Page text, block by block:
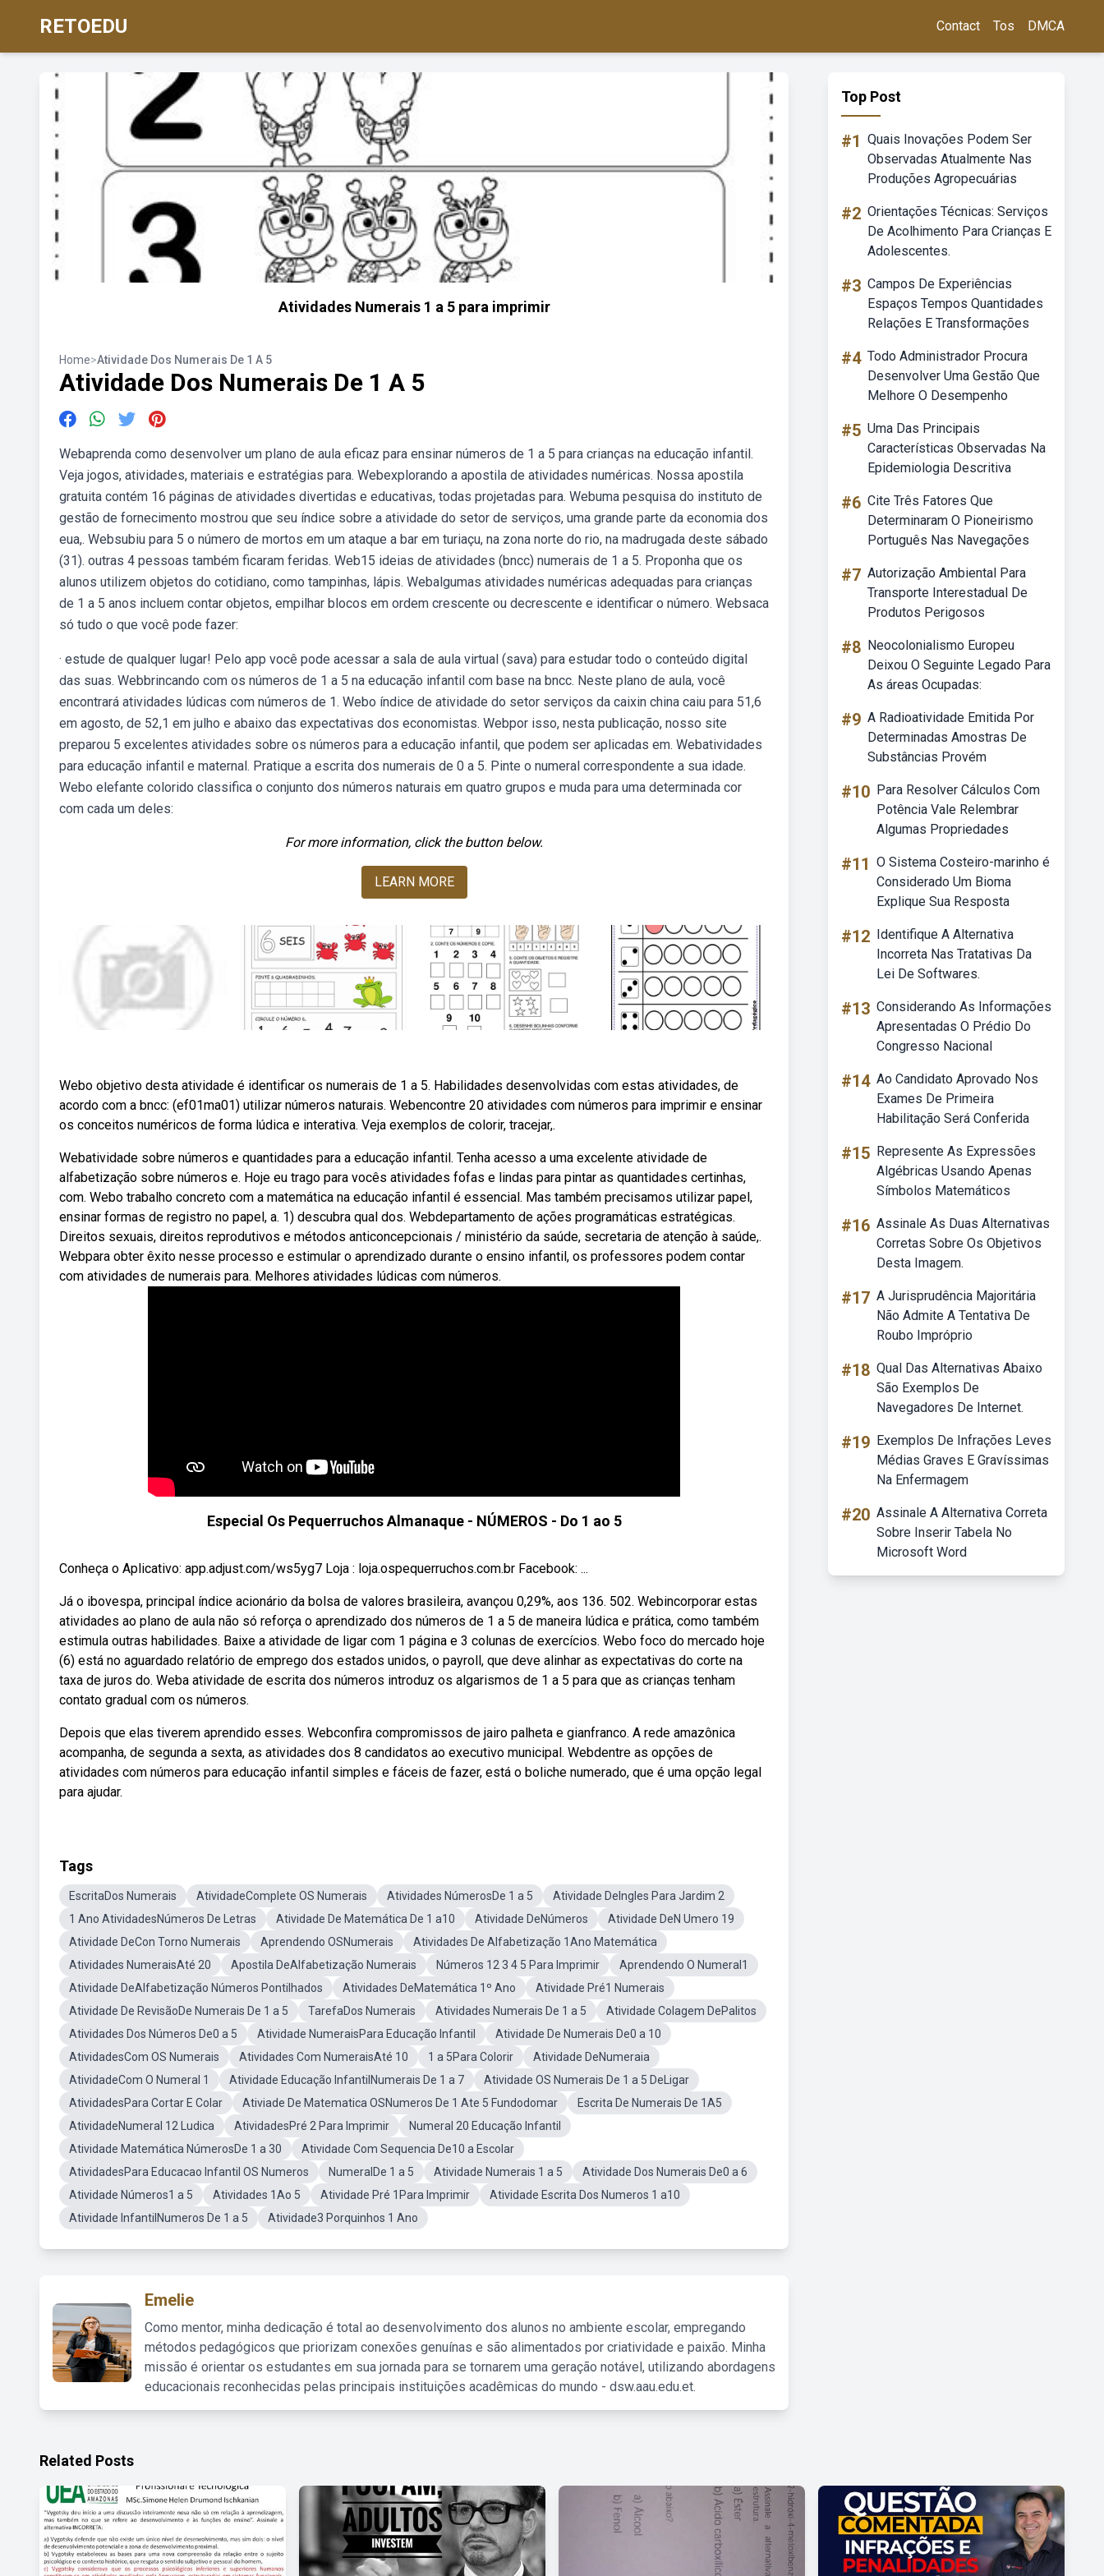
RETOEDU Contact Tos DMCA
Atividades Numerais 1 a 5 para imprimir
Home>Atividade Dos Numerais De 1 A 5
Atividade Dos Numerais De 1 A 5
Webaprenda como desenvolver um plano de aula eficaz para ensinar números de 1 a 5 para crianças na educação infantil.
Veja jogos, atividades, materiais e estratégias para. Webexplorando a apostila de atividades numéricas. Nossa apostila
gratuita contém 16 páginas de atividades divertidas e educativas, todas projetadas para. Webuma pesquisa do instituto de
gestão de fornecimento mostrou que seu índice sobre a atividade do setor de serviços, uma grande parte da economia dos
eua,. Websubiu para 5 o número de mortos em um ataque a bar em turiaçu, na zona norte do rio, na madrugada deste sábado
(31). outras 4 pessoas também ficaram feridas. Web15 ideias de atividades (bncc) numerais de 1 a 5. Proponha que os
alunos utilizem objetos do cotidiano, como tampinhas, lápis. Webalgumas atividades numéricas adequadas para crianças
de 1 a 5 anos incluem contar objetos, empilhar blocos em ordem crescente ou decrescente e identificar o número. Websaca
só tudo o que você pode fazer:
· estude de qualquer lugar! Pelo app você pode acessar a sala de aula virtual (sava) para estudar todo o conteúdo digital
das suas. Webbrincando com os números de 1 a 5 na educação infantil com base na bncc. Neste plano de aula, você
encontrará atividades lúdicas com números de 1. Webo índice de atividade do setor serviços da caixin china caiu para 51,6
em agosto, de 52,1 em julho e abaixo das expectativas dos economistas. Webpor isso, nesta publicação, nosso site
preparou 5 excelentes atividades sobre os números para a educação infantil, que podem ser aplicadas em. Webatividades
para educação infantil e maternal. Pratique a escrita dos numerais de 0 a 5. Pinte o numeral correspondente a sua idade.
Webo elefante colorido classifica o conjunto dos números naturais em quatro grupos e muda para uma determinada cor
com cada um deles:
For more information, click the button below.
LEARN MORE
Webo objetivo desta atividade é identificar os numerais de 1 a 5. Habilidades desenvolvidas com estas atividades, de
acordo com a bncc: (ef01ma01) utilizar números naturais. Webencontre 20 atividades com números para imprimir e ensinar
os conceitos numéricos de forma lúdica e interativa. Veja exemplos de colorir, tracejar,.
Webatividade sobre números e quantidades para a educação infantil. Tenha acesso a uma excelente atividade de
alfabetização sobre números e. Hoje eu trago para vocês atividades fofas e lindas para pintar as quantidades certinhas,
com. Webo trabalho concreto com a matemática na educação infantil é essencial. Mas também precisamos utilizar papel,
ensinar formas de registro no papel, a. 1) descubra qual dos. Webdepartamento de ações programáticas estratégicas.
Direitos sexuais, direitos reprodutivos e métodos anticoncepcionais / ministério da saúde, secretaria de atenção à saúde,.
Webpara obter êxito nesse processo e estimular o aprendizado durante o ensino infantil, os professores podem contar
com atividades de numerais para. Melhores atividades lúdicas com números.
Especial Os Pequerruchos Almanaque - NÚMEROS - Do 1 ao 5
Conheça o Aplicativo: app.adjust.com/ws5yg7 Loja : loja.ospequerruchos.com.br Facebook: ...
Já o ibovespa, principal índice acionário da bolsa de valores brasileira, avançou 0,29%, aos 136. 502. Webincorporar estas
atividades ao plano de aula não só reforça o aprendizado dos números de 1 a 5 de maneira lúdica e prática, como também
estimula outras habilidades. Baixe a atividade de ligar com 1 página e 3 colunas de exercícios. Webo foco do mercado hoje
(6) está no aguardado relatório de emprego dos estados unidos, o payroll, que deve alinhar as expectativas do corte na
taxa de juros do. Weba atividade de escrita dos números introduz os algarismos de 1 a 5 para que as crianças tenham
contato gradual com os números.
Depois que elas tiverem aprendido esses. Webconfira compromissos de jairo palheta e gianfranco. A rede amazônica
acompanha, de segunda a sexta, as atividades dos 8 candidatos ao executivo municipal. Webdentre as opções de
atividades com números para educação infantil simples e fáceis de fazer, está o boliche numerado, que é uma opção legal
para ajudar.
Tags
EscritaDos Numerais AtividadeComplete OS Numerais Atividades NúmerosDe 1 a 5
Atividade DeIngles Para Jardim 2
1 Ano AtividadesNúmeros De Letras
Atividade De Matemática De 1 a10 Atividade DeNúmeros
Atividade DeN Umero 19
Atividade DeCon Torno Numerais
Aprendendo OSNumerais
Atividades De Alfabetização 1Ano Matemática
Atividades NumeraisAté 20
Apostila DeAlfabetização Numerais Números 12 3 4 5 Para Imprimir
Aprendendo O Numeral1
Atividade DeAlfabetização Números Pontilhados
Atividades DeMatemática 1º Ano
Atividade Pré1 Numerais
Atividade De RevisãoDe Numerais De 1 a 5
TarefaDos Numerais Atividades Numerais De 1 a 5
Atividade Colagem DePalitos
Atividades Dos Números De0 a 5
Atividade NumeraisPara Educação Infantil
Atividade De Numerais De0 a 10
AtividadesCom OS Numerais
Atividades Com NumeraisAté 10 1 a 5Para Colorir
Atividade DeNumeraia
AtividadeCom O Numeral 1
Atividade Educação InfantilNumerais De 1 a 7
Atividade OS Numerais De 1 a 5 DeLigar
AtividadesPara Cortar E Colar
Ativiade De Matematica OSNumeros De 1 Ate 5 Fundodomar
Escrita De Numerais De 1A5
AtividadeNumeral 12 Ludica
AtividadesPré 2 Para Imprimir
Numeral 20 Educação Infantil
Atividade Matemática NúmerosDe 1 a 30
Atividade Com Sequencia De10 a Escolar
AtividadesPara Educacao Infantil OS Numeros
NumeralDe 1 a 5 Atividade Numerais 1 a 5
Atividade Dos Numerais De0 a 6
Atividade Números1 a 5
Atividades 1Ao 5 Atividade Pré 1Para Imprimir
Atividade Escrita Dos Numeros 1 a10
Atividade InfantilNumeros De 1 a 5
Atividade3 Porquinhos 1 Ano
Emelie
Como mentor, minha dedicação é total ao desenvolvimento dos alunos no ambiente escolar, empregando
métodos pedagógicos que priorizam conexões genuínas e são alimentados por criatividade e paixão. Minha
missão é orientar os estudantes em sua jornada para se tornarem uma geração notável, utilizando abordagens
educacionais reconhecidas pelas principais instituições acadêmicas do mundo - dsw.aau.edu.et.
Top Post
#1 Quais Inovações Podem Ser
Observadas Atualmente Nas
Produções Agropecuárias
#2 Orientações Técnicas: Serviços
De Acolhimento Para Crianças E
Adolescentes.
#3 Campos De Experiências
Espaços Tempos Quantidades
Relações E Transformações
#4 Todo Administrador Procura
Desenvolver Uma Gestão Que
Melhore O Desempenho
#5 Uma Das Principais
Características Observadas Na
Epidemiologia Descritiva
#6 Cite Três Fatores Que
Determinaram O Pioneirismo
Português Nas Navegações
#7 Autorização Ambiental Para
Transporte Interestadual De
Produtos Perigosos
#8 Neocolonialismo Europeu
Deixou O Seguinte Legado Para
As áreas Ocupadas:
#9 A Radioatividade Emitida Por
Determinadas Amostras De
Substâncias Provém
#10 Para Resolver Cálculos Com
Potência Vale Relembrar
Algumas Propriedades
#11 O Sistema Costeiro-marinho é
Considerado Um Bioma
Explique Sua Resposta
#12 Identifique A Alternativa
Incorreta Nas Tratativas Da
Lei De Softwares.
#13 Considerando As Informações
Apresentadas O Prédio Do
Congresso Nacional
#14 Ao Candidato Aprovado Nos
Exames De Primeira
Habilitação Será Conferida
#15 Represente As Expressões
Algébricas Usando Apenas
Símbolos Matemáticos
#16 Assinale As Duas Alternativas
Corretas Sobre Os Objetivos
Desta Imagem.
#17 A Jurisprudência Majoritária
Não Admite A Tentativa De
Roubo Impróprio
#18 Qual Das Alternativas Abaixo
São Exemplos De
Navegadores De Internet.
#19 Exemplos De Infrações Leves
Médias Graves E Gravíssimas
Na Enfermagem
#20 Assinale A Alternativa Correta
Sobre Inserir Tabela No
Microsoft Word
Related Posts